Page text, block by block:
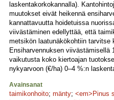
laskentakorkokannalla).
muutokset eivät heikennä
kannattavuutta hoidetuissa
viivästäminen edellyttää, että
metsikön laatunäkökohtiin tarvitse
Ensiharvennuksen viivästämisellä
vaikutusta koko kiertoajan
nykyarvoon (€/ha) 0–4 %:n
Avainsanat
taimikonhoito; mänty; <em>Pinus